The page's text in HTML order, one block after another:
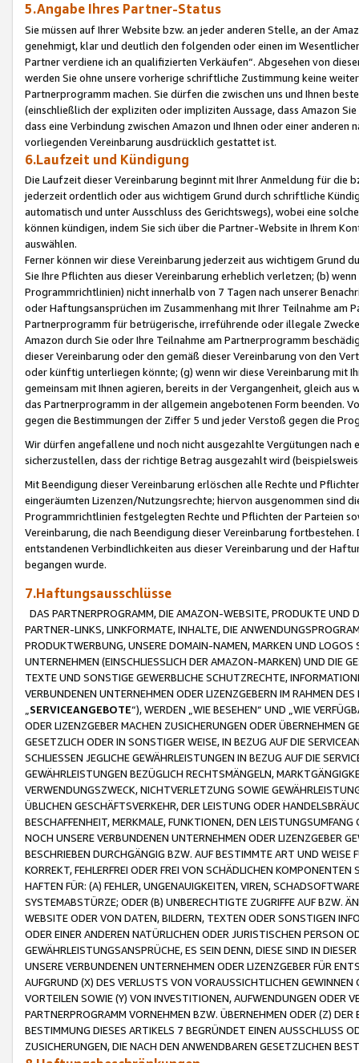
5.Angabe Ihres Partner-Status
Sie müssen auf Ihrer Website bzw. an jeder anderen Stelle, an der
genehmigt, klar und deutlich den folgenden oder einen im
Partner verdiene ich an qualifizierten Verkäufen“. Abgesehen von
werden Sie ohne unsere vorherige schriftliche Zustimmung keine
Partnerprogramm machen. Sie dürfen die zwischen uns und Ihnen
(einschließlich der expliziten oder impliziten Aussage, dass Amazon
dass eine Verbindung zwischen Amazon und Ihnen oder einer
vorliegenden Vereinbarung ausdrücklich gestattet ist.
6.Laufzeit und Kündigung
Die Laufzeit dieser Vereinbarung beginnt mit Ihrer Anmeldung für die
jederzeit ordentlich oder aus wichtigem Grund durch schriftliche
automatisch und unter Ausschluss des Gerichtswegs), wobei eine
können kündigen, indem Sie sich über die Partner-Website in Ihrem
auswählen.
Ferner können wir diese Vereinbarung jederzeit aus wichtigem Grund
Sie Ihre Pflichten aus dieser Vereinbarung erheblich verletzen; (b)
Programmrichtlinien) nicht innerhalb von 7 Tagen nach unserer
oder Haftungsansprüchen im Zusammenhang mit Ihrer Teilnahme am
Partnerprogramm für betrügerische, irreführende oder illegale
Amazon durch Sie oder Ihre Teilnahme am Partnerprogramm
dieser Vereinbarung oder den gemäß dieser Vereinbarung von den
oder künftig unterliegen könnte; (g) wenn wir diese Vereinbarung mit
gemeinsam mit Ihnen agieren, bereits in der Vergangenheit, gleich
das Partnerprogramm in der allgemein angebotenen Form beenden.
gegen die Bestimmungen der Ziffer 5 und jeder Verstoß gegen die
Wir dürfen angefallene und noch nicht ausgezahlte Vergütungen
sicherzustellen, dass der richtige Betrag ausgezahlt wird
Mit Beendigung dieser Vereinbarung erlöschen alle Rechte und
eingeräumten Lizenzen/Nutzungsrechte; hiervon ausgenommen sind
Programmrichtlinien festgelegten Rechte und Pflichten der Parteien
Vereinbarung, die nach Beendigung dieser Vereinbarung
entstandenen Verbindlichkeiten aus dieser Vereinbarung und der
begangen wurde.
7.Haftungsausschlüsse
DAS PARTNERPROGRAMM, DIE AMAZON-WEBSITE, PRODUKTE UND
PARTNER-LINKS, LINKFORMATE, INHALTE, DIE
PRODUKTWERBUNG, UNSERE DOMAIN-NAMEN, MARKEN UND
UNTERNEHMEN (EINSCHLIESSLICH DER AMAZON-MARKEN) UND DIE
TEXTE UND SONSTIGE GEWERBLICHE SCHUTZRECHTE,
VERBUNDENEN UNTERNEHMEN ODER LIZENZGEBERN IM RAHMEN
SERVICEANGEBOTE“), WERDEN „WIE BESEHEN“ UND „WIE
ODER LIZENZGEBER MACHEN ZUSICHERUNGEN ODER ÜBERNEHMEN
GESETZLICH ODER IN SONSTIGER WEISE, IN BEZUG AUF DIE
SCHLIESSEN JEGLICHE GEWÄHRLEISTUNGEN IN BEZUG AUF DIE
GEWÄHRLEISTUNGEN BEZÜGLICH RECHTSMÄNGELN,
VERWENDUNGSZWECK, NICHTVERLETZUNG SOWIE
ÜBLICHEN GESCHÄFTSVERKEHR, DER LEISTUNG ODER
BESCHAFFENHEIT, MERKMALE, FUNKTIONEN, DEN
NOCH UNSERE VERBUNDENEN UNTERNEHMEN ODER LIZENZGEBER
BESCHRIEBEN DURCHGÄNGIG BZW. AUF BESTIMMTE ART UND
KORREKT, FEHLERFREI ODER FREI VON SCHÄDLICHEN
HAFTEN FÜR: (A) FEHLER, UNGENAUIGKEITEN, VIREN,
SYSTEMABSTÜRZE; ODER (B) UNBERECHTIGTE ZUGRIFFE AUF BZW.
WEBSITE ODER VON DATEN, BILDERN, TEXTEN ODER SONSTIGEN
ODER EINER ANDEREN NATÜRLICHEN ODER JURISTISCHEN PERSON
GEWÄHRLEISTUNGSANSPRÜCHE, ES SEIN DENN, DIESE SIND IN
UNSERE VERBUNDENEN UNTERNEHMEN ODER LIZENZGEBER FÜR
AUFGRUND (X) DES VERLUSTS VON VORAUSSICHTLICHEN
VORTEILEN SOWIE (Y) VON INVESTITIONEN, AUFWENDUNGEN ODER
PARTNERPROGRAMM VORNEHMEN BZW. ÜBERNEHMEN ODER (Z)
BESTIMMUNG DIESES ARTIKELS 7 BEGRÜNDET EINEN AUSSCHLUSS
ZUSICHERUNGEN, DIE NACH DEN ANWENDBAREN GESETZLICHEN